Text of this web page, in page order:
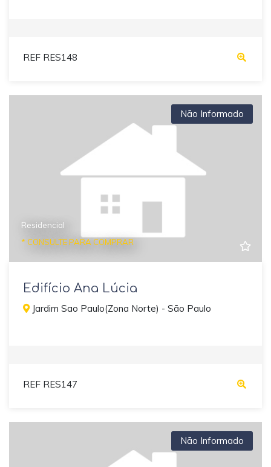
REF RES148
Não Informado
Residencial
* CONSULTE PARA COMPRAR
Edifício Ana Lúcia
Jardim Sao Paulo(Zona Norte) - São Paulo
REF RES147
Não Informado